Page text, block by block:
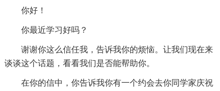
你好！
你最近学习好吗？
谢谢你这么信任我，告诉我你的烦恼。让我们现在来
谈谈这个话题，看看我们是否能帮助你。
在你的信中，你告诉我你有一个约会去你同学家庆祝